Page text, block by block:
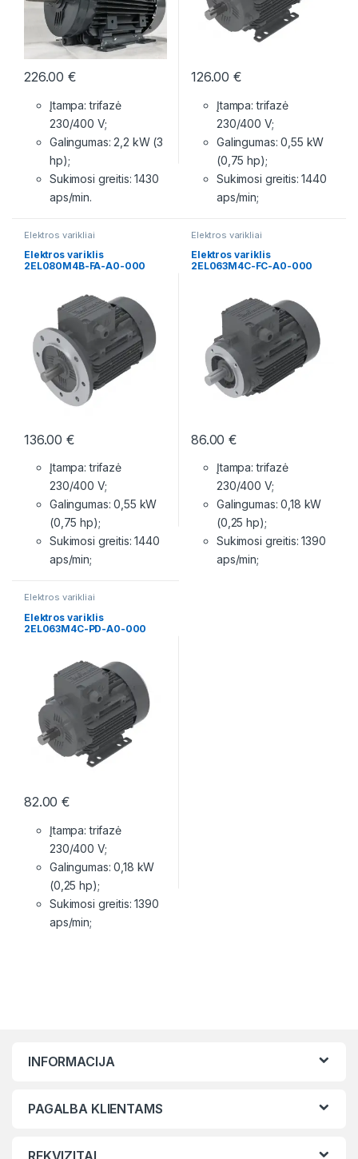
226.00€
Įtampa: trifazė
230/400 V;
Galingumas: 2,2 kW (3
hp);
Sukimosi greitis: 1430
aps/min.
126.00€
Įtampa: trifazė
230/400 V;
Galingumas: 0,55 kW
(0,75 hp);
Sukimosi greitis: 1440
aps/min;
Elektros varikliai
Elektros variklis
2EL080M4B-FA-A0-000
136.00€
Įtampa: trifazė
230/400 V;
Galingumas: 0,55 kW
(0,75 hp);
Sukimosi greitis: 1440
aps/min;
Elektros varikliai
Elektros variklis
2EL063M4C-FC-A0-000
86.00€
Įtampa: trifazė
230/400 V;
Galingumas: 0,18 kW
(0,25 hp);
Sukimosi greitis: 1390
aps/min;
Elektros varikliai
Elektros variklis
2EL063M4C-PD-A0-000
82.00€
Įtampa: trifazė
230/400 V;
Galingumas: 0,18 kW
(0,25 hp);
Sukimosi greitis: 1390
aps/min;
INFORMACIJA
PAGALBA KLIENTAMS
REKVIZITAI